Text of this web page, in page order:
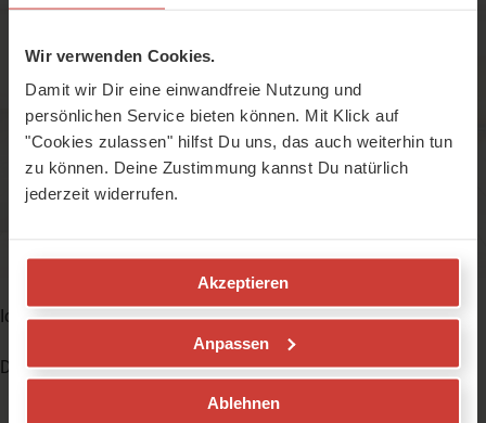
Wir verwenden Cookies.
Damit wir Dir eine einwandfreie Nutzung und
persönlichen Service bieten können. Mit Klick auf
"Cookies zulassen" hilfst Du uns, das auch weiterhin tun
zu können. Deine Zustimmung kannst Du natürlich
jederzeit widerrufen.
Akzeptieren
Anpassen
Ablehnen
Bevor Du mit diesem Video Deine Matte
Kostenlos registrieren
Ich wünsche Dir viel Schutz und Geborgenheit,
Deine Alin